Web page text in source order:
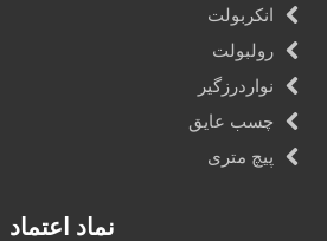
انکربولت
رولبولت
نواردرزگیر
چسب عایق
پیچ متری
نماد اعتماد